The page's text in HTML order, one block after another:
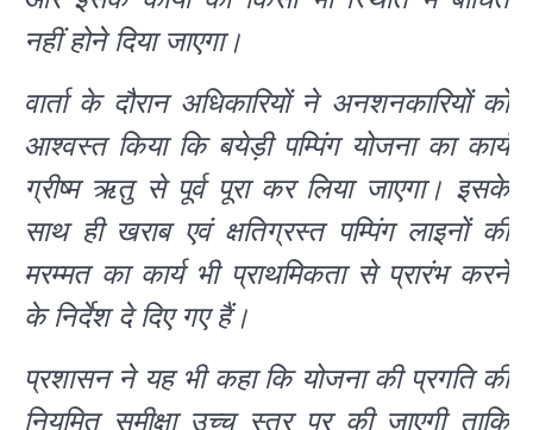
नहीं होने दिया जाएगा।
वार्ता के दौरान अधिकारियों ने अनशनकारियों को
आश्वस्त किया कि बयेड़ी पम्पिंग योजना का कार्य
ग्रीष्म ऋतु से पूर्व पूरा कर लिया जाएगा। इसके
साथ ही खराब एवं क्षतिग्रस्त पम्पिंग लाइनों की
मरम्मत का कार्य भी प्राथमिकता से प्रारंभ करने
के निर्देश दे दिए गए हैं।
प्रशासन ने यह भी कहा कि योजना की प्रगति की
नियमित समीक्षा उच्च स्तर पर की जाएगी ताकि